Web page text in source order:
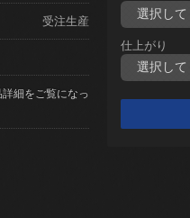
受注生産
細をご覧になっ
仕上がり